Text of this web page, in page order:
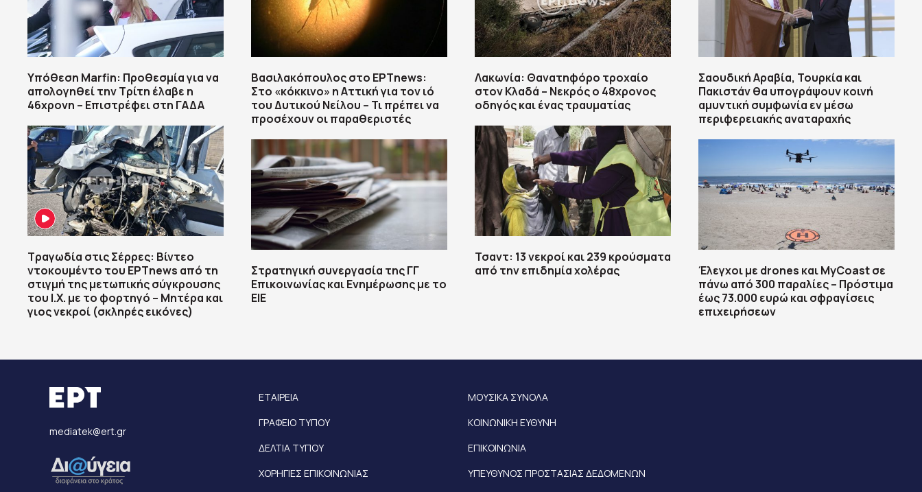
Υπόθεση Marfin: Προθεσμία για να
απολογηθεί την Τρίτη έλαβε η
46χρονη – Επιστρέφει στη ΓΑΔΑ
Τραγωδία στις Σέρρες: Βίντεο
ντοκουμέντο του ΕΡΤnews από τη
στιγμή της μετωπικής σύγκρουσης
του Ι.Χ. με το φορτηγό – Μητέρα και
γιος νεκροί (σκληρές εικόνες)
Βασιλακόπουλος στο ΕΡΤnews:
Στο «κόκκινο» η Αττική για τον ιό
του Δυτικού Νείλου – Τι πρέπει να
προσέχουν οι παραθεριστές
Στρατηγική συνεργασία της ΓΓ
Επικοινωνίας και Ενημέρωσης με το
ΕΙΕ
Λακωνία: Θανατηφόρο τροχαίο
στον Κλαδά – Νεκρός ο 48χρονος
οδηγός και ένας τραυματίας
Τσαντ: 13 νεκροί και 239 κρούσματα
από την επιδημία χολέρας
Σαουδική Αραβία, Τουρκία και
Πακιστάν θα υπογράψουν κοινή
αμυντική συμφωνία εν μέσω
περιφερειακής αναταραχής
Έλεγχοι με drones και MyCoast σε
πάνω από 300 παραλίες – Πρόστιμα
έως 73.000 ευρώ και σφραγίσεις
επιχειρήσεων
mediatek@ert.gr
ΕΤΑΙΡΕΙΑ
ΓΡΑΦΕΙΟ ΤΥΠΟΥ
ΔΕΛΤΙΑ ΤΥΠΟΥ
ΧΟΡΗΓΙΕΣ ΕΠΙΚΟΙΝΩΝΙΑΣ
ΜΟΥΣΙΚΑ ΣΥΝΟΛΑ
ΚΟΙΝΩΝΙΚΗ ΕΥΘΥΝΗ
ΕΠΙΚΟΙΝΩΝΙΑ
ΥΠΕΥΘΥΝΟΣ ΠΡΟΣΤΑΣΙΑΣ ΔΕΔΟΜΕΝΩΝ